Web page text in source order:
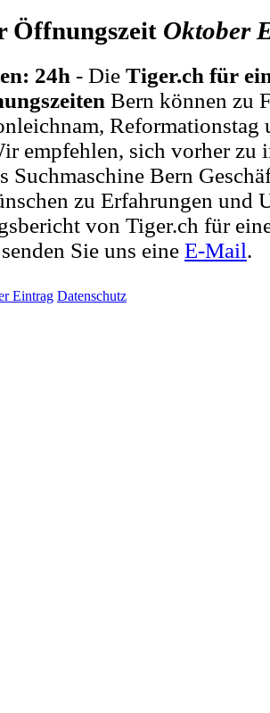
Öffnungszeit Oktober
24h - Die Tiger.ch für
Bern können zu
empfehlen, sich vorher zu
Suchmaschine Bern
zu Erfahrungen und
von Tiger.ch für
Sie uns eine E-Mail.
Eintrag Datenschutz